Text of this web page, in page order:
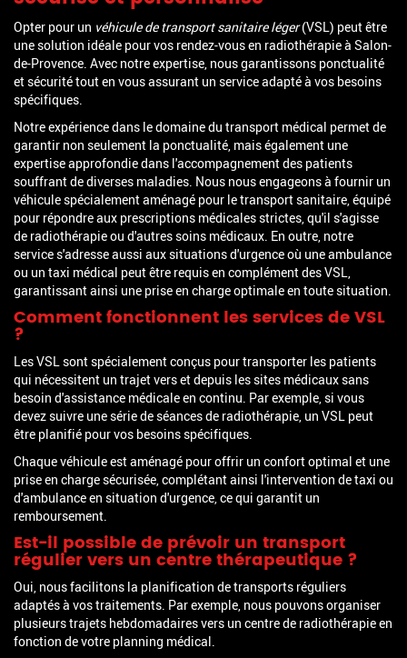
Opter pour un véhicule de transport sanitaire léger(VSL) peut être
une solution idéale pour vos rendez-vous en radiothérapie à Salon-
de-Provence. Avec notre expertise, nous garantissons ponctualité
et sécurité tout en vous assurant un service adapté à vos besoins
spécifiques.
Notre expérience dans le domaine du transport médical permet de
garantir non seulement la ponctualité, mais également une
expertise approfondie dans l'accompagnement des patients
souffrant de diverses maladies. Nous nous engageons à fournir un
véhicule spécialement aménagé pour le transport sanitaire, équipé
pour répondre aux prescriptions médicales strictes, qu'il s'agisse
de radiothérapie ou d'autres soins médicaux. En outre, notre
service s'adresse aussi aux situations d'urgence où une ambulance
ou un taxi médical peut être requis en complément des VSL,
garantissant ainsi une prise en charge optimale en toute situation.
Comment fonctionnent les services de VSL
?
Les VSL sont spécialement conçus pour transporter les patients
qui nécessitent un trajet vers et depuis les sites médicaux sans
besoin d'assistance médicale en continu. Par exemple, si vous
devez suivre une série de séances de radiothérapie, un VSL peut
être planifié pour vos besoins spécifiques.
Chaque véhicule est aménagé pour offrir un confort optimal et une
prise en charge sécurisée, complétant ainsi l'intervention de taxi ou
d'ambulance en situation d'urgence, ce qui garantit un
remboursement.
Est-il possible de prévoir un transport
régulier vers un centre thérapeutique ?
Oui, nous facilitons la planification de transports réguliers
adaptés à vos traitements. Par exemple, nous pouvons organiser
plusieurs trajets hebdomadaires vers un centre de radiothérapie en
fonction de votre planning médical.